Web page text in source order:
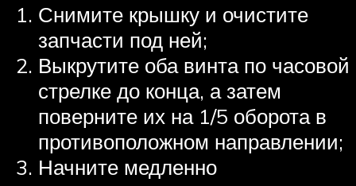
Снимите крышку и очистите
запчасти под ней;
Выкрутите оба винта по часовой
стрелке до конца, а затем
поверните их на 1/5 оборота в
противоположном направлении;
Начните медленно